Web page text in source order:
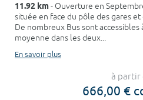
11.92 km- Ouverture en
située en face du pôle des gares et
De nombreux Bus sont accessibles
moyenne dans les deux...
En savoir plus
à partir
666,00 €